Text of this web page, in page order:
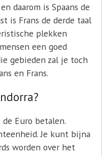
daarom is Spaans de
is Frans de derde taal
plekken
een goed
gebieden zal je toch
en Frans.
Euro betalen.
Je kunt bijna
worden over het